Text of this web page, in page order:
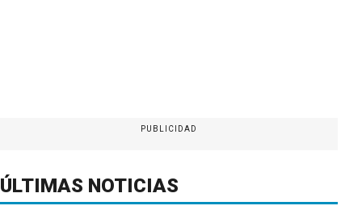
PUBLICIDAD
ÚLTIMAS NOTICIAS